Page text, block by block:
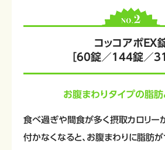
コッコアポＥＸ
［60錠／144錠／
お腹まわりタイプの脂
食べ過ぎや間食が多く摂取カロリー
付かなくなると、お腹まわりに脂肪